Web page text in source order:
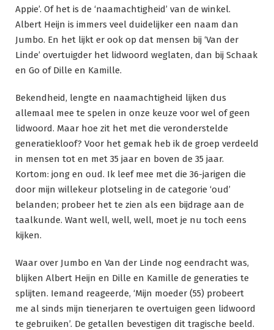
Appie’. Of het is de ‘naamachtigheid’ van de winkel.
Albert Heijn is immers veel duidelijker een naam dan
Jumbo. En het lijkt er ook op dat mensen bij ‘Van der
Linde’ overtuigder het lidwoord weglaten, dan bij Schaak
en Go of Dille en Kamille.
Bekendheid, lengte en naamachtigheid lijken dus
allemaal mee te spelen in onze keuze voor wel of geen
lidwoord. Maar hoe zit het met die veronderstelde
generatiekloof? Voor het gemak heb ik de groep verdeeld
in mensen tot en met 35 jaar en boven de 35 jaar.
Kortom: jong en oud. Ik leef mee met die 36-jarigen die
door mijn willekeur plotseling in de categorie ‘oud’
belanden; probeer het te zien als een bijdrage aan de
taalkunde. Want well, well, well, moet je nu toch eens
kijken.
Waar over Jumbo en Van der Linde nog eendracht was,
blijken Albert Heijn en Dille en Kamille de generaties te
splijten. Iemand reageerde, ‘Mijn moeder (55) probeert
me al sinds mijn tienerjaren te overtuigen geen lidwoord
te gebruiken’. De getallen bevestigen dit tragische beeld.